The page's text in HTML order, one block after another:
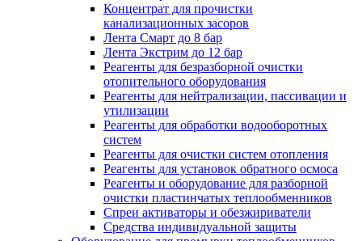
Концентрат для прочистки
канализационных засоров
Лента Смарт до 8 бар
Лента Экстрим до 12 бар
Реагенты для безразборной очистки
отопительного оборудования
Реагенты для нейтрализации, пассивации и
утилизации
Реагенты для обработки водооборотных
систем
Реагенты для очистки систем отопления
Реагенты для установок обратного осмоса
Реагенты и оборудование для разборной
очистки пластинчатых теплообменников
Спреи активаторы и обезжириватели
Средства индивидуальной защиты